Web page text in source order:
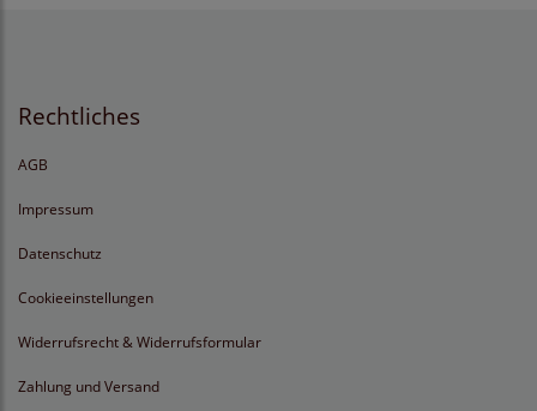
Rechtliches
AGB
Impressum
Datenschutz
Cookieeinstellungen
Widerrufsrecht & Widerrufsformular
Zahlung und Versand